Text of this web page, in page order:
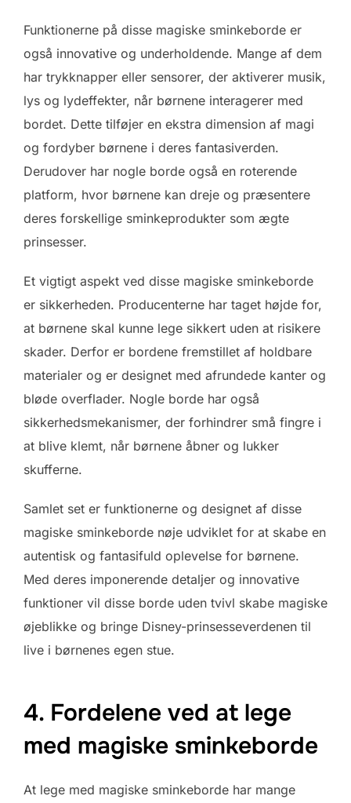
Funktionerne på disse magiske sminkeborde er
også innovative og underholdende. Mange af dem
har trykknapper eller sensorer, der aktiverer musik,
lys og lydeffekter, når børnene interagerer med
bordet. Dette tilføjer en ekstra dimension af magi
og fordyber børnene i deres fantasiverden.
Derudover har nogle borde også en roterende
platform, hvor børnene kan dreje og præsentere
deres forskellige sminkeprodukter som ægte
prinsesser.
Et vigtigt aspekt ved disse magiske sminkeborde
er sikkerheden. Producenterne har taget højde for,
at børnene skal kunne lege sikkert uden at risikere
skader. Derfor er bordene fremstillet af holdbare
materialer og er designet med afrundede kanter og
bløde overflader. Nogle borde har også
sikkerhedsmekanismer, der forhindrer små fingre i
at blive klemt, når børnene åbner og lukker
skufferne.
Samlet set er funktionerne og designet af disse
magiske sminkeborde nøje udviklet for at skabe en
autentisk og fantasifuld oplevelse for børnene.
Med deres imponerende detaljer og innovative
funktioner vil disse borde uden tvivl skabe magiske
øjeblikke og bringe Disney-prinsesseverdenen til
live i børnenes egen stue.
4. Fordelene ved at lege
med magiske sminkeborde
At lege med magiske sminkeborde har mange